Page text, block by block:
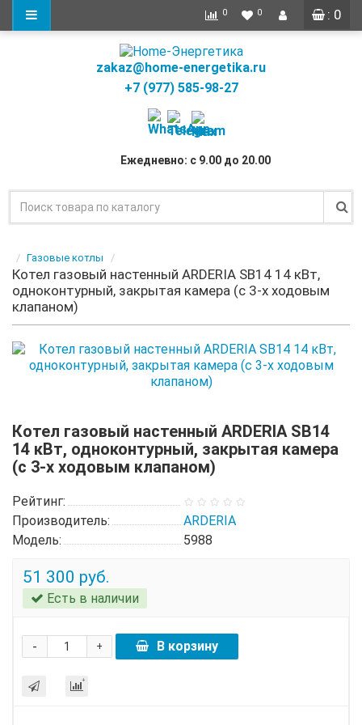
: 0
0 0
zakaz@home-energetika.ru
+7 (977) 585-98-27
Ежедневно: с 9.00 до 20.00
Газовые котлы
Котел газовый настенный ARDERIA SB14 14 кВт,
одноконтурный, закрытая камера (с 3-х ходовым
клапаном)
Котел газовый настенный ARDERIA SB14
14 кВт, одноконтурный, закрытая камера
(с 3-х ходовым клапаном)
Рейтинг:
Производитель:
ARDERIA
Модель:
5988
51 300 руб.
Есть в наличии
+
- В корзину